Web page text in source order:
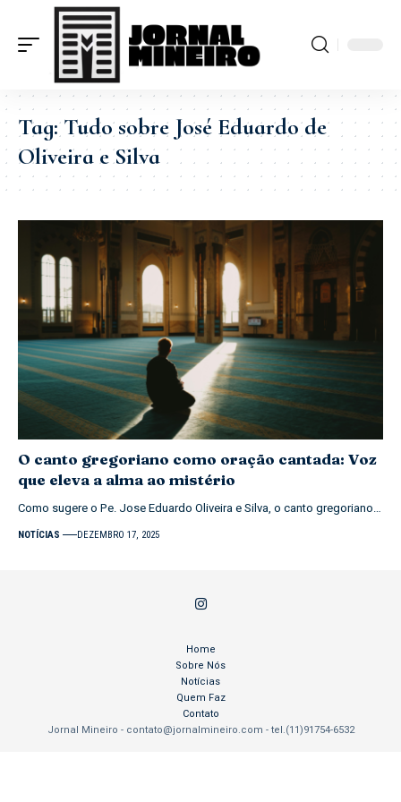
Tag:Tudo sobre José Eduardo de
Oliveira e Silva
O canto gregoriano como oração cantada: Voz
que eleva a alma ao mistério
Como sugere o Pe. Jose Eduardo Oliveira e Silva, o canto gregoriano…
NOTÍCIAS DEZEMBRO 17, 2025
Jornal Mineiro - contato@jornalmineiro.com - tel.(11)91754-6532
Home
Sobre Nós
Notícias
Quem Faz
Contato